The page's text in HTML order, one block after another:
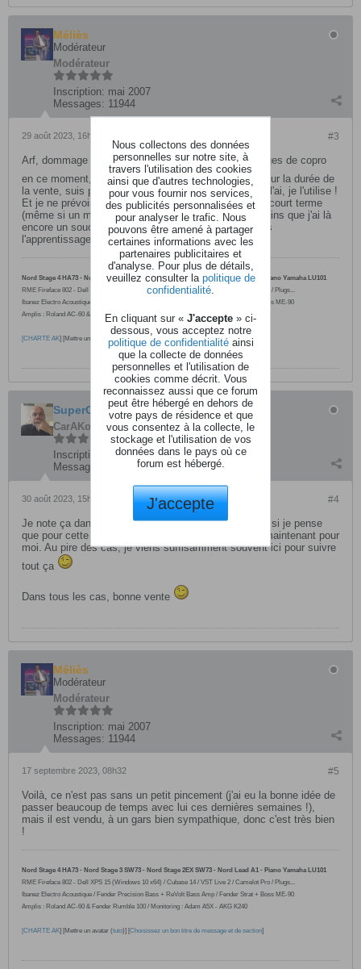
Méliès
Modérateur
Modérateur
Inscription: mai 2007
Messages: 11944
#3
29 août 2023, 16h45
Arf, dommage effectivement, c'est clair que les charges de copro
en ce moment, c'est pas la joie
. On verra bien pour la durée de
la vente, suis pas hyper pressé non plus, tant que je l'ai, je l'utilise !
Et je ne prévois pas de remplacement en tous cas à court terme
(même si un moment une Live 2 m'aurait tenté, je crains que j'ai là
encore un souci de workflow... et/ou de patience dans
l'apprentissage, au choix).
Nord Stage 4 HA73 - Nord Stage 3 SW73 - Nord Stage 2EX SW73 - Nord Lead A1 - Piano Yamaha LU101
RME Fireface 802 - Dell XPS 15 (Windows 10x64) / Cubase 14 / VST Live 2 / Camelot Pro / Plugs...
Ibanez Electro Acoustique / Fender Precision Bass + ReVolt Bass Amp / Fender Strat + Boss ME-90
Amplis : Roland AC-60 & Fender Rumble 100 / Monitoring : Adam A5X - AKG K240
[CHARTE AK] [Mettre un avatar ( tuto)] [ Choisissez un bon titre de message et de section
SuperChrist
CarAKoleur
Inscription:
mars 2011
Messages:
#4
30 août 2023, 15h31
Je note ça dans un coin de ma tête au cas ou même si je pense
que pour cette année, ça ne sera plus trop possible maintenant pour
moi. Au pire des cas, je viens suffisamment souvent ici pour suivre
tout ça
Dans tous les cas, bonne vente
Méliès
Modérateur
Modérateur
Inscription: mai 2007
Messages: 11944
#5
17 septembre 2023, 08h32
Voilà, ce n'est pas sans un petit pincement (j'ai eu la bonne idée de
passer beaucoup de temps avec lui ces dernières semaines !),
mais il est vendu, à un gars bien sympathique, donc c'est très bien
!
Nord Stage 4 HA73 - Nord Stage 3 SW73 - Nord Stage 2EX SW73 - Nord Lead A1 - Piano Yamaha LU101
RME Fireface 802 - Dell XPS 15 (Windows 10 x64) / Cubase 14 / VST Live 2 / Camelot Pro / Plugs...
Ibanez Electro Acoustique / Fender Precision Bass + ReVolt Bass Amp / Fender Strat + Boss ME-90
Amplis : Roland AC-60 & Fender Rumble 100 / Monitoring : Adam A5X - AKG K240
[CHARTE AK] [Mettre un avatar (tuto)] [Choisissez un bon titre de message et de section]
Nous collectons des données
personnelles sur notre site, à
travers l'utilisation des cookies
ainsi que d'autres technologies,
pour vous fournir nos services,
des publicités personnalisées et
pour analyser le trafic. Nous
pouvons être amené à partager
certaines informations avec les
partenaires publicitaires et
d'analyse. Pour plus de détails,
veuillez consulter la politique de
confidentialité
En cliquant sur « J'accepte » ci-
dessous, vous acceptez notre
politique de confidentialitéainsi
que la collecte de données
personnelles et l'utilisation de
cookies comme décrit. Vous
reconnaissez aussi que ce forum
peut être hébergé en dehors de
votre pays de résidence et que
vous consentez à la collecte, le
stockage et l'utilisation de vos
données dans le pays où ce
forum est hébergé.
J'accepte